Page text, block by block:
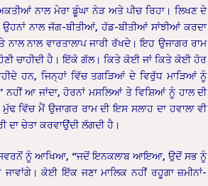
ਨਾਲ ਮੇਰਾ ਡੂੰਘਾ ਨੇੜ ਅਤੇ ਪੀਚ ਰਿਹਾ। ਲਿਖਣ ਦੇ
ਨਾਲ ਜੱਗ-ਬੀਤੀਆਂ, ਹੱਡ-ਬੀਤੀਆਂ ਸਾਂਝੀਆਂ ਕਰਦਾ
ਨਾਲ ਵਾਰਤਾਲਾਪ ਜਾਰੀ ਰੱਖਦੇ। ਇਹ ਉਜਾਗਰ ਰਾਮ
ਚਾਹੀਦੀ ਹੈ। ਇੱਕੋ ਗੱਲ। ਕਿਤੇ ਕੋਈ ਜਾਂ ਕਿਤੇ ਕੋਈ ਹੋਰ
ਹਨ, ਜਿਨ੍ਹਾਂ ਵਿੱਚ ਤਗੜਿਆਂ ਦੇ ਵਿਰੁੱਧ ਮਾੜਿਆਂ ਨੂੰ
ਆ ਜਾਂਦਾ, ਹੋਰਨਾਂ ਮਸਲਿਆਂ ਤੇ ਵਿਸ਼ਿਆਂ ਨੂੰ ਹਾਲ ਦੀ
ਵਿੱਚ ਮੈਂ ਉਜਾਗਰ ਰਾਮ ਦੀ ਇਸ ਸਲਾਹ ਦਾ ਹਵਾਲਾ ਵੀ
ਚੇਤਾ ਕਰਵਾਉਂਦੀ ਲੱਗਦੀ ਹੈ।
ਸਵਰਨੋਂ ਨੂੰ ਆਖਿਆ, “ਜਦੋਂ ਇਨਕਲਾਬ ਆਇਆ, ਉਦੋਂ ਸਭ ਨੂੰ
ਕੋਈ ਇੱਕ ਜਣਾ ਮਾਲਿਕ ਨਹੀਂ ਰਹੂਗਾ ਜ਼ਮੀਨਾਂ-